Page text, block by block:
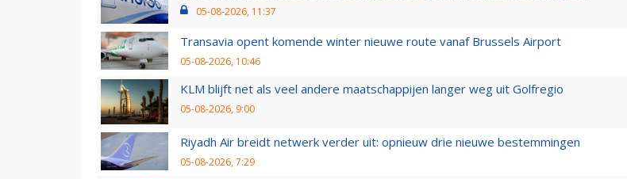
05-08-2026, 11:37
Transavia opent komende winter nieuwe route vanaf Brussels Airport
05-08-2026, 10:46
KLM blijft net als veel andere maatschappijen langer weg uit Golfregio
05-08-2026, 9:00
Riyadh Air breidt netwerk verder uit: opnieuw drie nieuwe bestemmingen
05-08-2026, 7:29